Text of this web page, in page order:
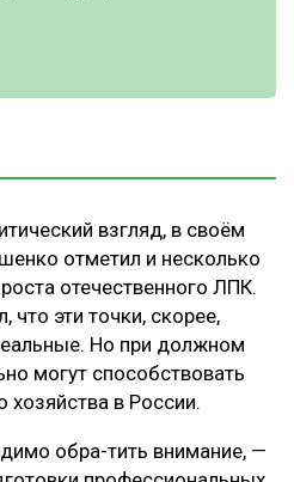
взгляд, в своём
отметил и несколько
отечественного ЛПК.
что эти точки, скорее,
Но при должном
могут способствовать
в России.
обра-тить внимание, —